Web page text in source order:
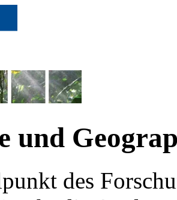
und
des